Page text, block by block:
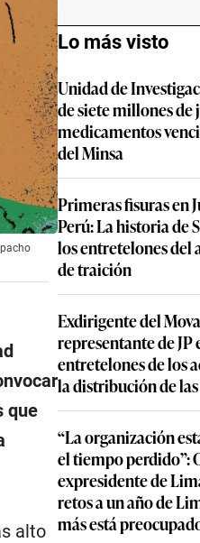
que
alto
Lo más visto
Unidad de
de siete millones de
medicamentos
del Minsa
Primeras fisuras en
Perú: La historia de
los entretelones del
de traición
Exdirigente del
representante de JP
entretelones de los
la distribución de
“La organización
el tiempo perdido”:
expresidente de
retos a un año de
más está